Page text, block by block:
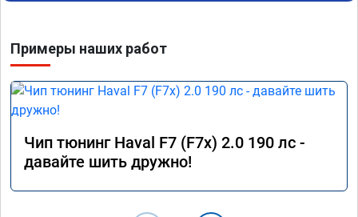
Примеры наших работ
Чип тюнинг Haval F7 (F7x) 2.0 190 лс -
давайте шить дружно!